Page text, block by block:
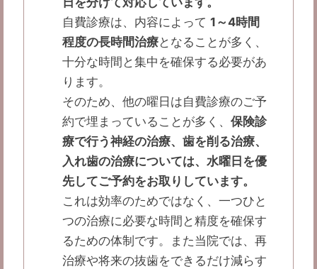
自費診療は、内容によって1～4時間
程度の長時間治療となることが多く、
十分な時間と集中を確保する必要があ
ります。
そのため、他の曜日は自費診療のご予
約で埋まっていることが多く、保険診
療で行う神経の治療、歯を削る治療、
入れ歯の治療については、水曜日を優
先してご予約をお取りしています。
これは効率のためではなく、一つひと
つの治療に必要な時間と精度を確保す
るための体制です。また当院では、再
治療や将来の抜歯をできるだけ減らす